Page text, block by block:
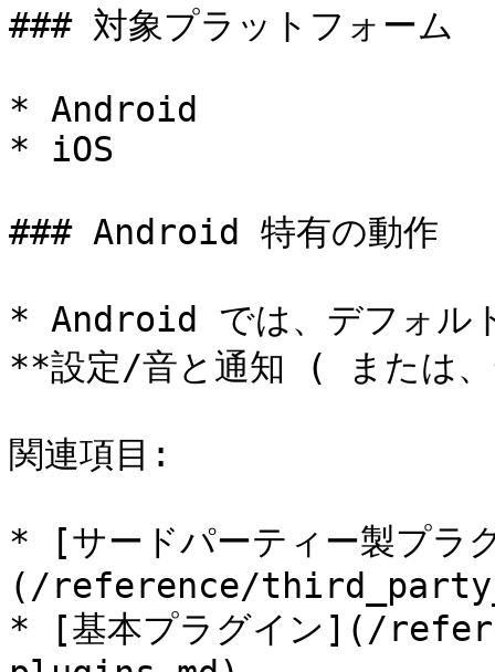
### 対象プラットフォーム
* Android
* iOS
### Android 特有の動作
* Android では、デフォ
**設定/音と通知 ( または
関連項目:
* [サードパーティー製プラ
(/reference/
* [基本プラグイン](/